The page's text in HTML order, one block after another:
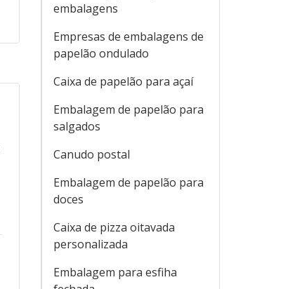
embalagens
Empresas de embalagens de
papelão ondulado
Caixa de papelão para açaí
Embalagem de papelão para
salgados
Canudo postal
Embalagem de papelão para
doces
Caixa de pizza oitavada
personalizada
Embalagem para esfiha